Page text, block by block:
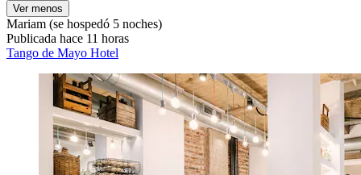
Ver menos
Mariam (se hospedó 5 noches)
Publicada hace 11 horas
Tango de Mayo Hotel